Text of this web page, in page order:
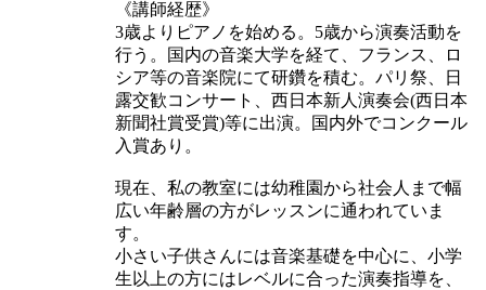
《講師経歴》
3歳よりピアノを始める。5歳から演奏活動を
行う。国内の音楽大学を経て、フランス、ロ
シア等の音楽院にて研鑽を積む。パリ祭、日
露交歓コンサート、西日本新人演奏会(西日本
新聞社賞受賞)等に出演。国内外でコンクール
入賞あり。
現在、私の教室には幼稚園から社会人まで幅
広い年齢層の方がレッスンに通われていま
す。
小さい子供さんには音楽基礎を中心に、小学
生以上の方にはレベルに合った演奏指導を、